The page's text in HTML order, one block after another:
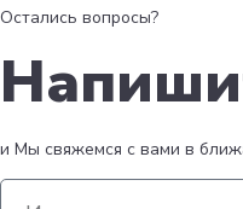
Остались вопросы?
и Мы свяжемся с вами в